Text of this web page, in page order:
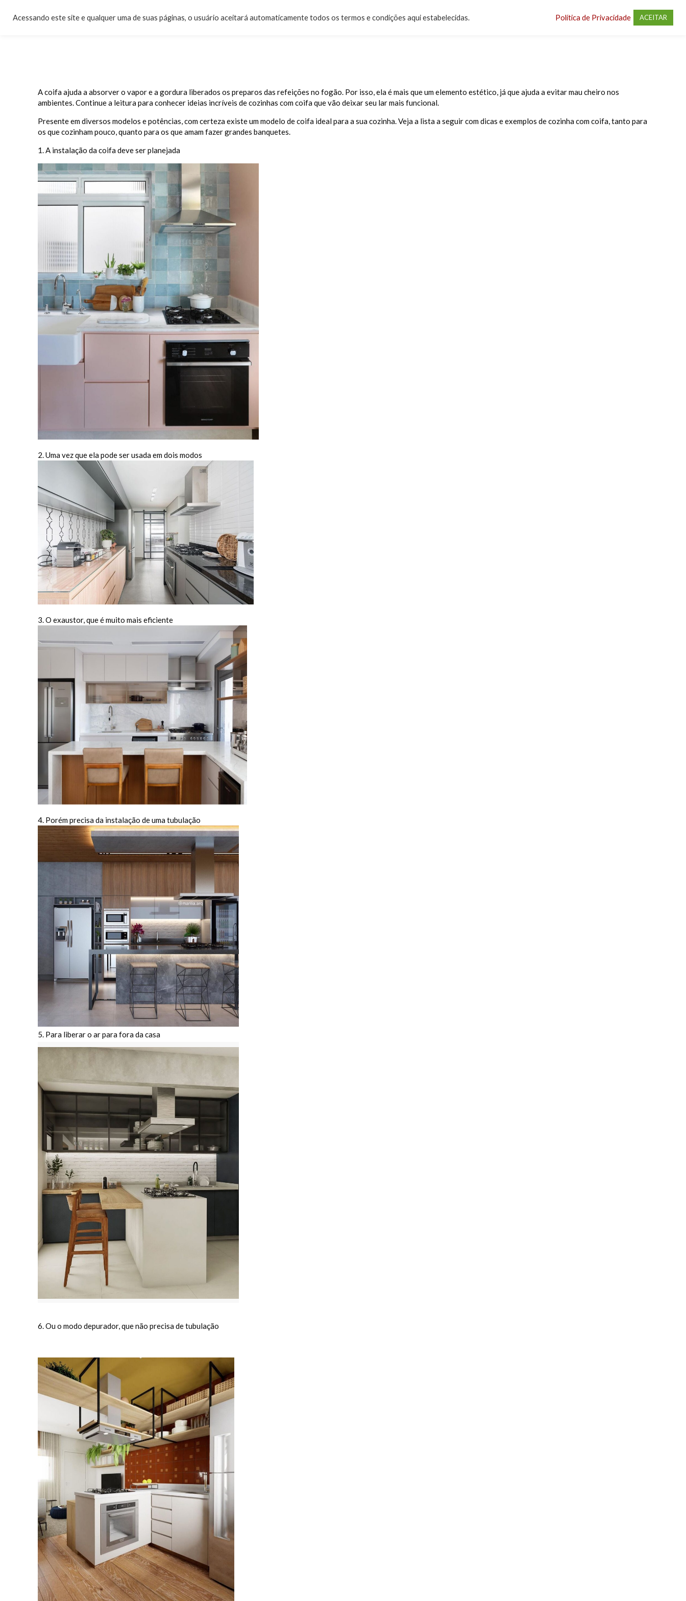
A coifa ajuda a absorver o vapor e a gordura liberados os preparos das refeições no fogão. Por isso, ela é mais que um elemento estético, já que ajuda a evitar mau cheiro nos
ambientes. Continue a leitura para conhecer ideias incríveis de cozinhas com coifa que vão deixar seu lar mais funcional.
Presente em diversos modelos e potências, com certeza existe um modelo de coifa ideal para a sua cozinha. Veja a lista a seguir com dicas e exemplos de cozinha com coifa, tanto para
os que cozinham pouco, quanto para os que amam fazer grandes banquetes.
1. A instalação da coifa deve ser planejada
2. Uma vez que ela pode ser usada em dois modos
3. O exaustor, que é muito mais eficiente
4. Porém precisa da instalação de uma tubulação
5. Para liberar o ar para fora da casa
6. Ou o modo depurador, que não precisa de tubulação
Acessando este site e qualquer uma de suas páginas, o usuário aceitará automaticamente todos os termos e condições aqui estabelecidas. Política de Privacidade ACEITAR